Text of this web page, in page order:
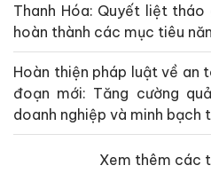
Thanh Hóa: Quyết liệt
hoàn thành các mục tiêu
Hoàn thiện pháp luật về an
đoạn mới: Tăng cường
doanh nghiệp và minh bạch
Xem thêm các